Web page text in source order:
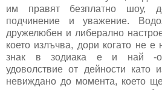
им правят безплатно шоу,
подчинение и уважение.
дружелюбен и либерално
което излъчва, дори когато не
знак в зодиака е и най -
удоволствие от дейности като
невиждано до момента, което